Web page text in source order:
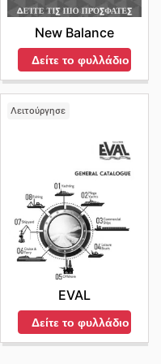
New Balance
Δείτε το φυλλάδιο
Λειτούργησε
EVAL
Δείτε το φυλλάδιο